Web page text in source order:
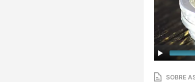
SOBRE